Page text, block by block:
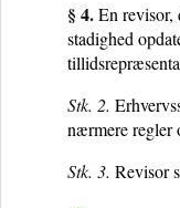
§ 4.En revisor,
stadighed
Stk. 2.
nærmere regler
Stk. 3. Revisor